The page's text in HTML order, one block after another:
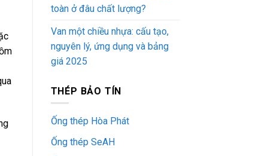
toàn ở đâu chất lượng?
Van một chiều nhựa: cấu tạo,
nguyên lý, ứng dụng và bảng
giá 2025
THÉP BẢO TÍN
Ống thép Hòa Phát
Ống thép SeAH